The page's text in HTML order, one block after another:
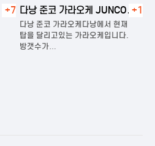
+7 다낭 준코 가라오케 JUNCO
KARAOKE
+1
다낭 준코 가라오케다낭에서 현재
탑을 달리고있는 가라오케입니다.
방갯수가…